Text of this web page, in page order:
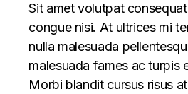
Sit amet volutpat
congue nisi. At ultrices mi
nulla malesuada
malesuada fames ac turpis
Morbi blandit cursus risus